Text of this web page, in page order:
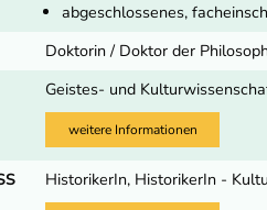
abgeschlossenes,
Doktorin / Doktor der
Geistes- und
weitere Informationen
HistorikerIn, HistorikerIn -